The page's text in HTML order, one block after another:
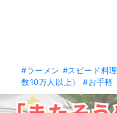
#ラーメン #スピード料理
数10万人以上）
#お手軽